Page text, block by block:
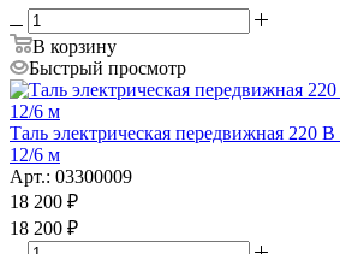
В корзину
Быстрый просмотр
Таль электрическая передвижная 220
12/6 м
Арт.: 03300009
18 200 ₽
18 200 ₽